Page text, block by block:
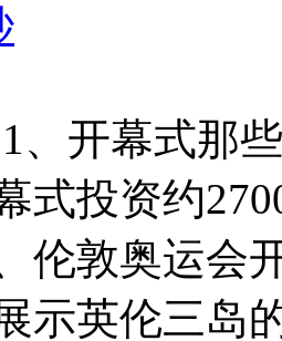
、开幕式那
式投资约
伦敦奥运会
示英伦三岛